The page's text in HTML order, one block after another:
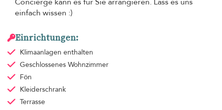
einfach wissen :)
Einrichtungen:
Klimaanlagen enthalten
Geschlossenes Wohnzimmer
Fön
Kleiderschrank
Terrasse